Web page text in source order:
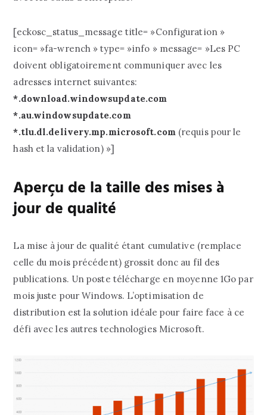
[eckosc_status_message title= »Configuration »
icon= »fa-wrench » type= »info » message= »Les PC
doivent obligatoirement communiquer avec les
adresses internet suivantes:
*.download.windowsupdate.com
*.au.windowsupdate.com
*.tlu.dl.delivery.mp.microsoft.com(requis pour le
hash et la validation) »]
Aperçu de la taille des mises à
jour de qualité
La mise à jour de qualité étant cumulative (remplace
celle du mois précédent) grossit donc au fil des
publications. Un poste télécharge en moyenne 1Go par
mois juste pour Windows. L’optimisation de
distribution est la solution idéale pour faire face à ce
défi avec les autres technologies Microsoft.